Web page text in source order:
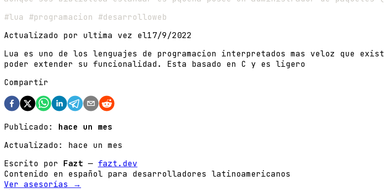
#lua #programacion #desarrolloweb
Actualizado por ultima vez el17/9/2022
Lua es uno de los lenguajes de programacion interpretados mas veloz que
poder extender su funcionalidad. Esta basado en C y es ligero
Compartir
Publicado:
hace un mes
Actualizado: hace un mes
Escrito por Fazt — fazt.dev
Contenido en español para desarrolladores latinoamericanos
Ver asesorías →